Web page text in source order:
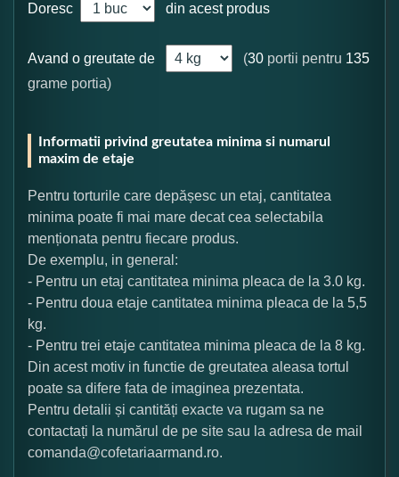
Doresc din acest produs
Avand o greutate de (30 portii pentru 135
grame portia)
Informatii privind greutatea minima si numarul
maxim de etaje
Pentru torturile care depășesc un etaj, cantitatea
minima poate fi mai mare decat cea selectabila
menționata pentru fiecare produs.
De exemplu, in general:
- Pentru un etaj cantitatea minima pleaca de la 3.0 kg.
- Pentru doua etaje cantitatea minima pleaca de la 5,5
kg.
- Pentru trei etaje cantitatea minima pleaca de la 8 kg.
Din acest motiv in functie de greutatea aleasa tortul
poate sa difere fata de imaginea prezentata.
Pentru detalii și cantități exacte va rugam sa ne
contactați la numărul de pe site sau la adresa de mail
comanda@cofetariaarmand.ro.